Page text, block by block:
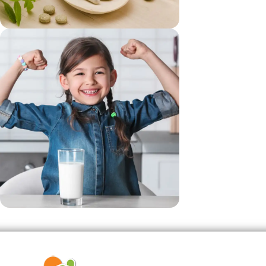
vezi si...
Suplimente
vezi si...